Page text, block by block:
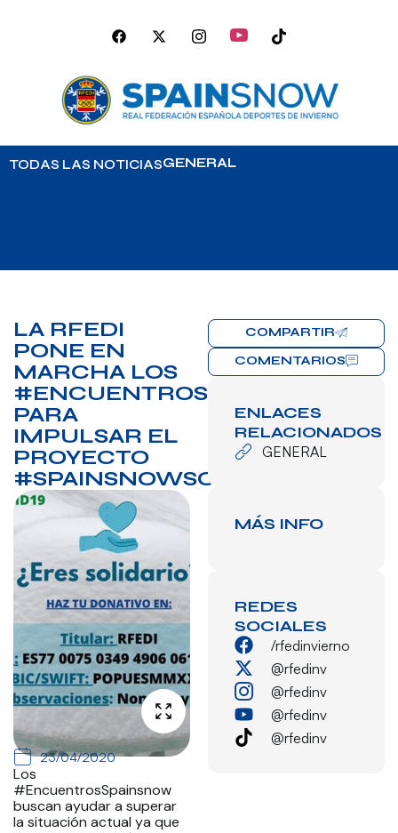
TODAS LAS NOTICIASGENERAL
LA RFEDI
PONE EN
MARCHA LOS
#ENCUENTROSSPAINSNOW
PARA
IMPULSAR EL
PROYECTO
#SPAINSNOWSOLIDARIA
23/04/2020
Los
#EncuentrosSpainsnow
buscan ayudar a superar
la situación actual ya que
COMPARTIR
COMENTARIOS
ENLACES
RELACIONADOS
GENERAL
MÁS INFO
REDES
SOCIALES
/rfedinvierno
@rfedinv
@rfedinv
@rfedinv
@rfedinv